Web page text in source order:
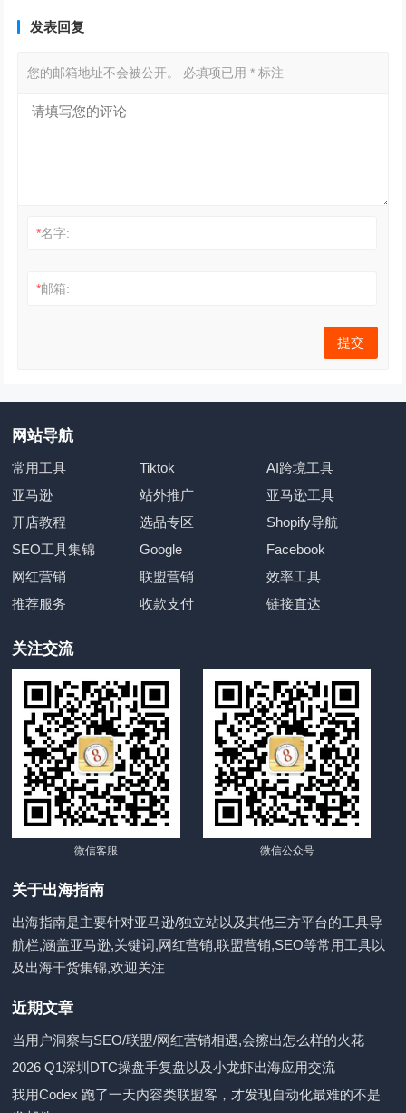
发表回复
您的邮箱地址不会被公开。 必填项已用* 标注
*名字:
*邮箱:
网站导航
常用工具 Tiktok
AI跨境工具
亚马逊
站外推广
亚马逊工具
开店教程
选品专区
Shopify导航
SEO工具集锦
Google
Facebook
网红营销
联盟营销
效率工具
推荐服务
收款支付 链接直达
关注交流
微信客服 微信公众号
关于出海指南
出海指南是主要针对亚马逊/独立站以及其他三方平台的工具导
航栏,涵盖亚马逊,关键词,网红营销,联盟营销,SEO等常用工具以
及出海干货集锦,欢迎关注
近期文章
当用户洞察与SEO/联盟/网红营销相遇,会擦出怎么样的火花
2026 Q1深圳DTC操盘手复盘以及小龙虾出海应用交流
我用Codex 跑了一天内容类联盟客，才发现自动化最难的不是